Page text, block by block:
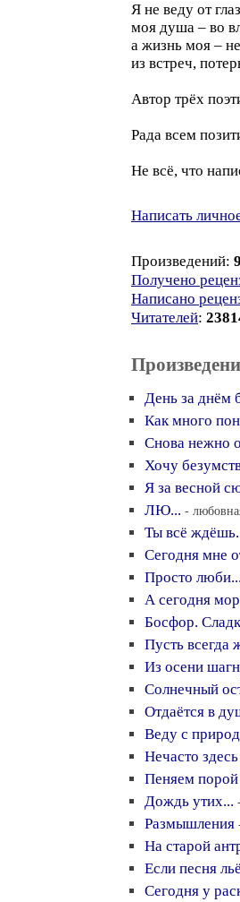
Я не веду от
моя душа – во
а жизнь моя –
из встреч,
Автор трёх
Рада всем
Не всё, что
Написать
Произведений:
Получено
Написано
Читателей:
День за днём
Как много
Снова нежно
Хочу
Я за весной
ЛЮ... -
Ты всё
Сегодня мне
Просто люби...
А сегодня
Босфор.
Пусть всегда
Из осени
Солнечный
Отдаётся в
Веду с
Нечасто
Пеняем порой
Дождь утих...
Размышления
На старой
Если песня
Сегодня у